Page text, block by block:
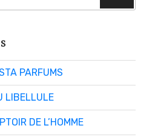
PARFUMS
LIBELLULE
DE L’HOMME